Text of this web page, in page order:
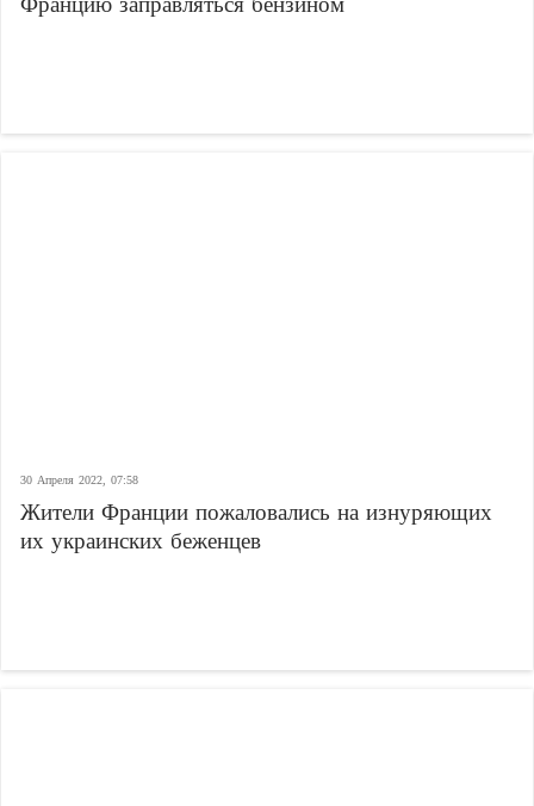
30 Апреля 2022, 07:58
Жители Франции пожаловались на изнуряющих
их украинских беженцев